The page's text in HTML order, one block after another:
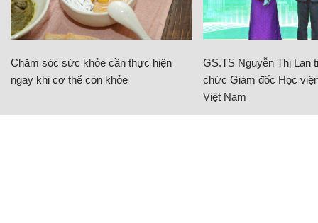
Chăm sóc sức khỏe cần thực hiện
ngay khi cơ thể còn khỏe
GS.TS Nguyễn Thị Lan
chức Giám đốc Học
Việt Nam